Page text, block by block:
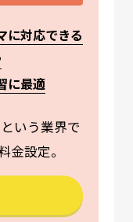
に対応できる
に最適
いう業界で
金設定。